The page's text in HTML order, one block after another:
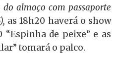
do almoço com passaporte
as 18h20 haverá o show
“Espinha de peixe” e as
tomará o palco.